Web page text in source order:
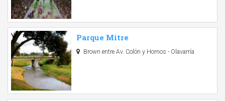
Parque Mitre
Brown entre Av. Colón y Hornos - Olavarría